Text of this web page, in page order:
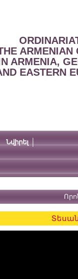
ARMENIAN
ARMENIA,
EASTERN
Նվիրել